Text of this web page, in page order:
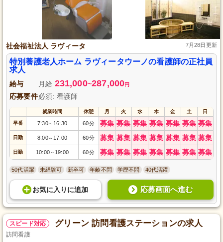
社会福祉法人 ラヴィータ 7月28日更新
特別養護老人ホーム ラヴィータウーノの看護師の正社員
求人
給与 月給 231,000~287,000円
応募要件必須: 看護師
就業時間 休憩 月 火 水 木 金 土 日
早番 7:30～ 16:30 60分 募集 募集 募集 募集 募集 募集 募集
日勤 8:00～ 17:00 60分 募集 募集 募集 募集 募集 募集 募集
日勤 10:00～ 19:00 60分 募集 募集 募集 募集 募集 募集 募集
50代活躍 未経験可 新卒可 年齢不問 学歴不問 40代活躍
お気に入り に追加 応募画面へ進む
スピード対応 グリーン 訪問看護ステーションの求人
訪問看護